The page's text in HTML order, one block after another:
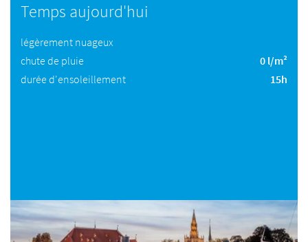
Temps aujourd'hui
légèrement nuageux
chute de pluie
0 l/m²
durée d'ensoleillement
15h